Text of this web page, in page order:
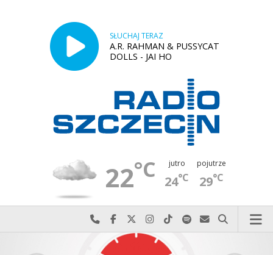
SŁUCHAJ TERAZ
A.R. RAHMAN & PUSSYCAT
DOLLS - JAI HO
22°C jutro
24°C
pojutrze
29°C
Najlepiej po prostu do nas zadzwoń
Odwiedź nas na Facebook-u
Odwiedź nas na X
Odwiedź nas na Instagram-ie
Odwiedź nas na TikTok-u
Szukaj nas na Spotify
Wyślij do nas
Szukaj